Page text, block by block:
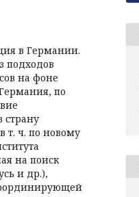
в Германии.
подходов
на фоне
по
страну
т. ч. по новому
на поиск
и др.),